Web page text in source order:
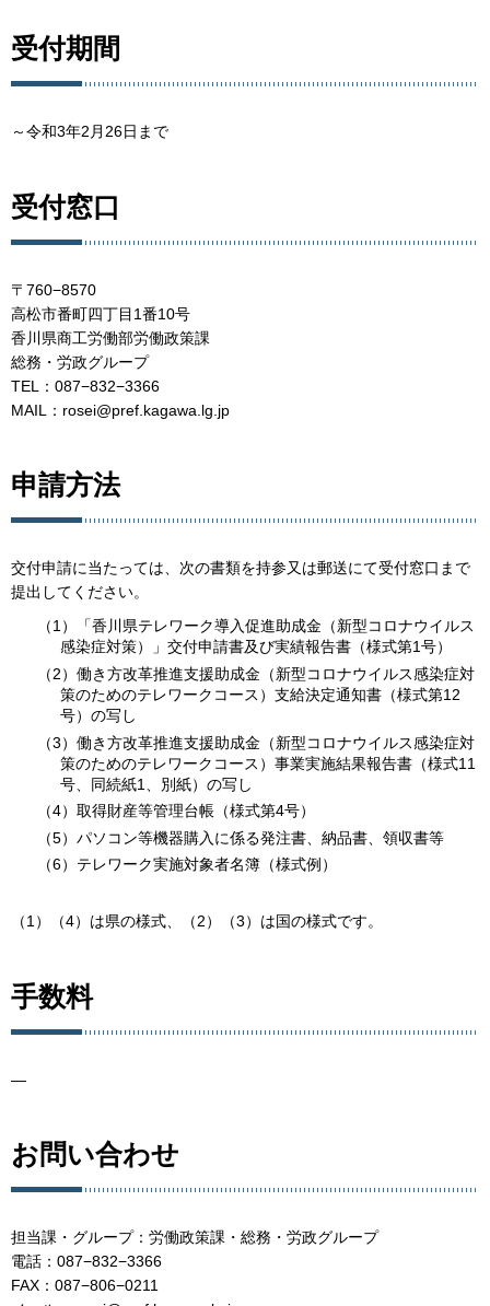
受付期間
～令和3年2月26日まで
受付窓口
〒760−8570
高松市番町四丁目1番10号
香川県商工労働部労働政策課
総務・労政グループ
TEL：087−832−3366
MAIL：rosei@pref.kagawa.lg.jp
申請方法
交付申請に当たっては、次の書類を持参又は郵送にて受付窓口まで
提出してください。
（1）「香川県テレワーク導入促進助成金（新型コロナウイルス
感染症対策）」交付申請書及び実績報告書（様式第1号）
（2）働き方改革推進支援助成金（新型コロナウイルス感染症対
策のためのテレワークコース）支給決定通知書（様式第12
号）の写し
（3）働き方改革推進支援助成金（新型コロナウイルス感染症対
策のためのテレワークコース）事業実施結果報告書（様式11
号、同続紙1、別紙）の写し
（4）取得財産等管理台帳（様式第4号）
（5）パソコン等機器購入に係る発注書、納品書、領収書等
（6）テレワーク実施対象者名簿（様式例）
（1）（4）は県の様式、（2）（3）は国の様式です。
手数料
―
お問い合わせ
担当課・グループ：労働政策課・総務・労政グループ
電話：087−832−3366
FAX：087−806−0211